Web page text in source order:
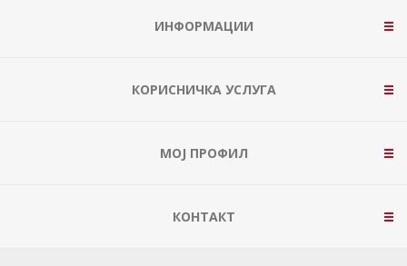
ИНФОРМАЦИИ
КОРИСНИЧКА УСЛУГА
МОЈ ПРОФИЛ
КОНТАКТ